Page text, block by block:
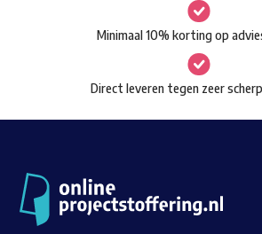
op
de
Minimaal 10% korting op
Direct leveren tegen zeer